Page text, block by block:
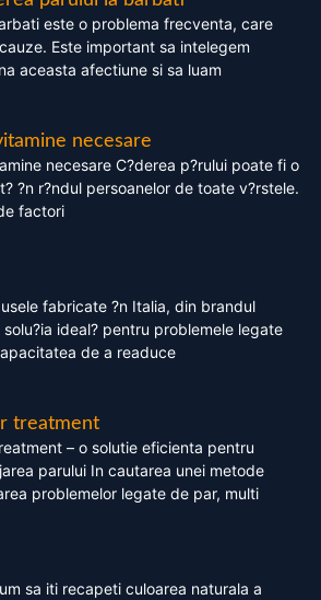
este o problema frecventa, care
Este important sa intelegem
aceasta afectiune si sa luam
necesare
necesare C?derea p?rului poate fi o
?n r?ndul persoanelor de toate v?rstele.
factori
fabricate ?n Italia, din brandul
solu?ia ideal? pentru problemele legate
de a readuce
treatment
– o solutie eficienta pentru
parului In cautarea unei metode
problemelor legate de par, multi
sa iti recapeti culoarea naturala a